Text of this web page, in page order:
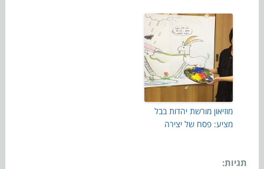
מוזיאון מורשת יהדות בבל
מציע: פסח של יצירה
תגיות: